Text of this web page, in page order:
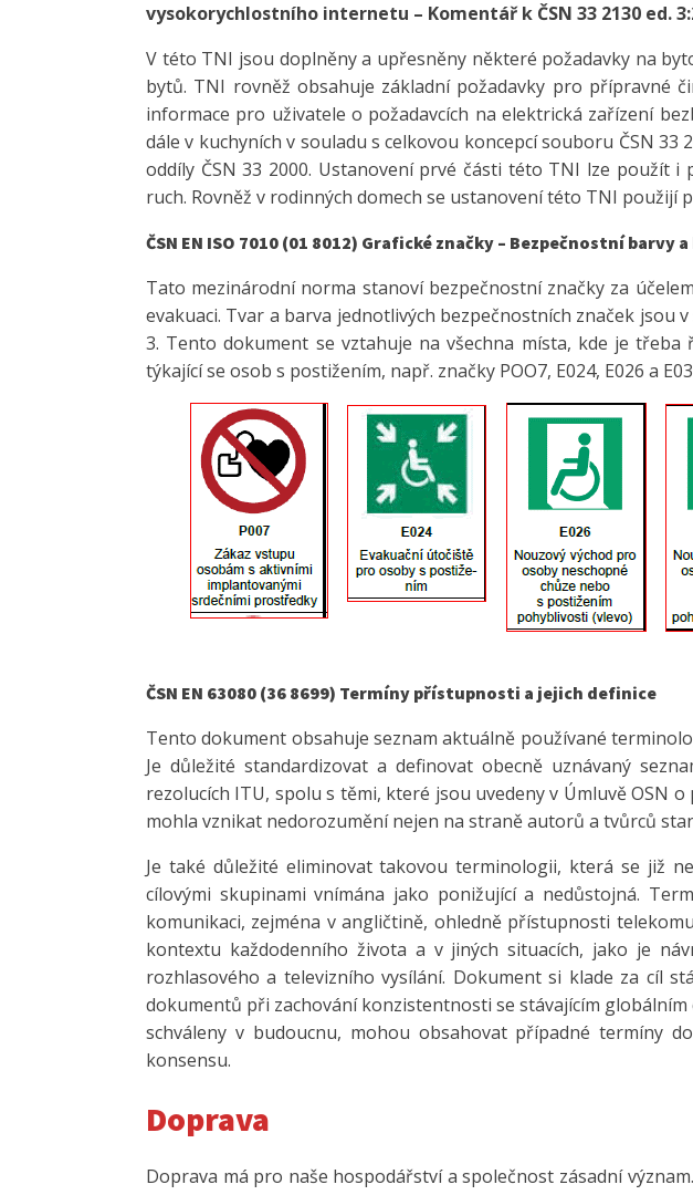
vysokorychlostního internetu – Komentář k ČSN 33 2130 ed.
V této TNI jsou doplněny a upřesněny některé požadavky na
bytů. TNI rovněž obsahuje základní požadavky pro přípravné
informace pro uživatele o požadavcích na elektrická zařízení
dále v kuchyních v souladu s celkovou koncepcí souboru ČSN
oddíly ČSN 33 2000. Ustanovení prvé části této TNI lze použít
ruch. Rovněž v rodinných domech se ustanovení této TNI
ČSN EN ISO 7010 (01 8012) Grafické značky – Bezpečnostní
Tato mezinárodní norma stanoví bezpečnostní značky za
evakuaci. Tvar a barva jednotlivých bezpečnostních značek jsou
3. Tento dokument se vztahuje na všechna místa, kde je
týkající se osob s postižením, např. značky POO7, E024, E026 a
ČSN EN 63080 (36 8699) Termíny přístupnosti a jejich definice
Tento dokument obsahuje seznam aktuálně používané
Je důležité standardizovat a definovat obecně uznávaný
rezolucích ITU, spolu s těmi, které jsou uvedeny v Úmluvě OSN
mohla vznikat nedorozumění nejen na straně autorů a tvůrců
Je také důležité eliminovat takovou terminologii, která se již
cílovými skupinami vnímána jako ponižující a nedůstojná.
komunikaci, zejména v angličtině, ohledně přístupnosti
kontextu každodenního života a v jiných situacích, jako je
rozhlasového a televizního vysílání. Dokument si klade za cíl
dokumentů při zachování konzistentnosti se stávajícím
schváleny v budoucnu, mohou obsahovat případné termíny
konsensu.
Doprava
Doprava má pro naše hospodářství a společnost zásadní